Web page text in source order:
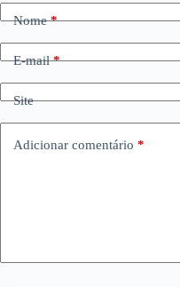
Nome*
E-mail*
Site
Adicionar comentário *